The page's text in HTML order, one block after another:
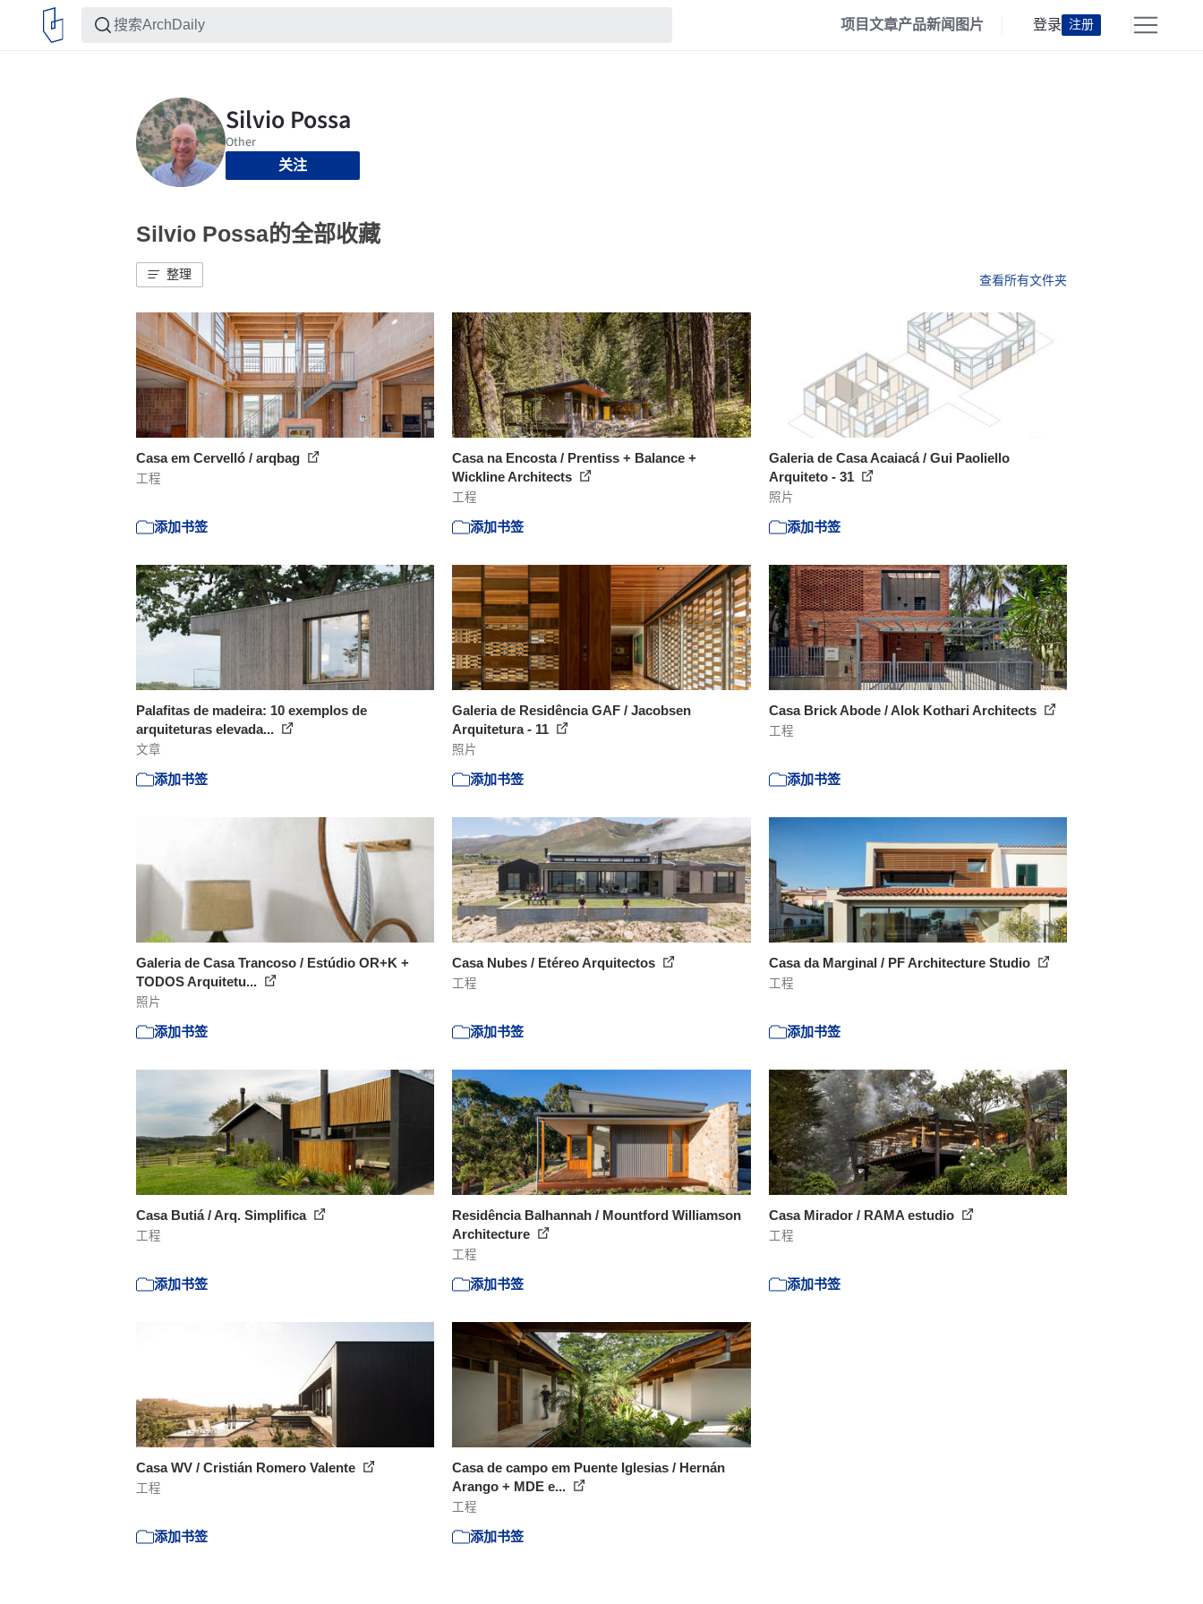
项目文章产品新闻 图片 登录 注册
关注
Silvio Possa的全部收藏
整理 查看所有文件夹
Casa em Cervelló / arqbag
工程
添加书签
Casa na Encosta / Prentiss + Balance +
Wickline Architects
工程
添加书签
Galeria de Casa Acaiacá / Gui Paoliello
Arquiteto - 31
照片
添加书签
Palafitas de madeira: 10 exemplos de
arquiteturas elevada...
文章
添加书签
Galeria de Residência GAF / Jacobsen
Arquitetura - 11
照片
添加书签
Casa Brick Abode / Alok Kothari Architects
工程
添加书签
Galeria de Casa Trancoso / Estúdio OR+K +
TODOS Arquitetu...
照片
添加书签
Casa Nubes / Etéreo Arquitectos
工程
添加书签
Casa da Marginal / PF Architecture Studio
工程
添加书签
Casa Butiá / Arq. Simplifica
工程
添加书签
Residência Balhannah / Mountford Williamson
Architecture
工程
添加书签
Casa Mirador / RAMA estudio
工程
添加书签
Casa WV / Cristián Romero Valente
工程
添加书签
Casa de campo em Puente Iglesias / Hernán
Arango + MDE e...
工程
添加书签